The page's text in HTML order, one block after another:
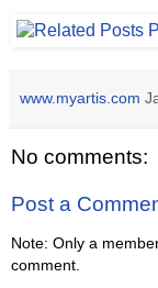
www.myartis.com
No comments:
Post a
Note: Only a
comment.